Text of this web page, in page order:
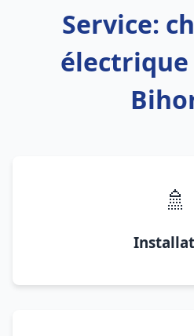
Service:
🚿